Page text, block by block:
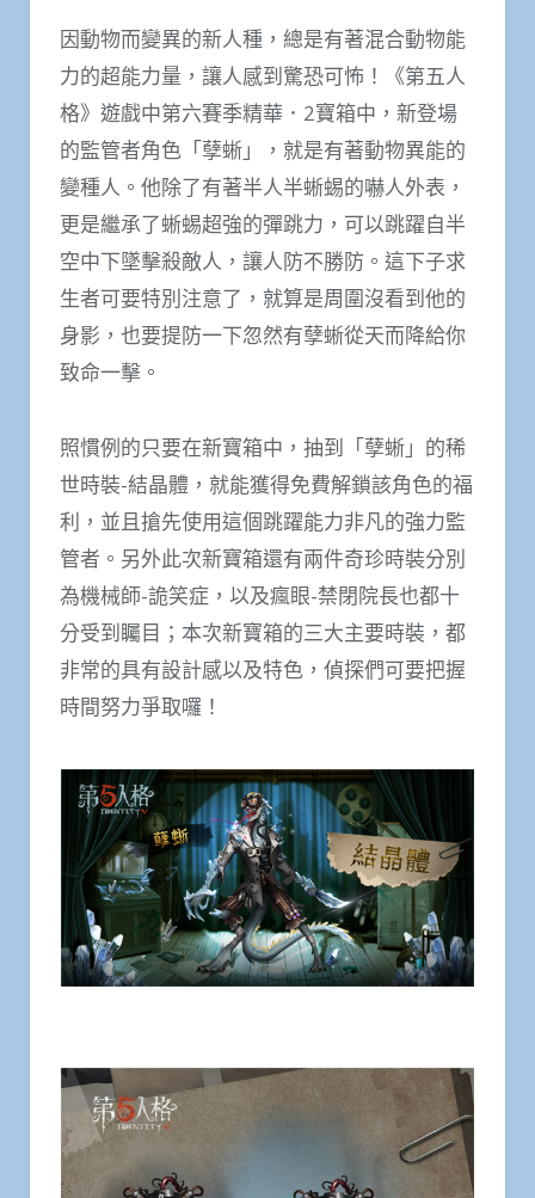
因動物而變異的新人種，總是有著混合動物能
力的超能力量，讓人感到驚恐可怖！《第五人
格》遊戲中第六賽季精華．2寶箱中，新登場
的監管者角色「孽蜥」，就是有著動物異能的
變種人。他除了有著半人半蜥蜴的嚇人外表，
更是繼承了蜥蜴超強的彈跳力，可以跳躍自半
空中下墜擊殺敵人，讓人防不勝防。這下子求
生者可要特別注意了，就算是周圍沒看到他的
身影，也要提防一下忽然有孽蜥從天而降給你
致命一擊。
照慣例的只要在新寶箱中，抽到「孽蜥」的稀
世時裝-結晶體，就能獲得免費解鎖該角色的福
利，並且搶先使用這個跳躍能力非凡的強力監
管者。另外此次新寶箱還有兩件奇珍時裝分別
為機械師-詭笑症，以及瘋眼-禁閉院長也都十
分受到矚目；本次新寶箱的三大主要時裝，都
非常的具有設計感以及特色，偵探們可要把握
時間努力爭取囉！